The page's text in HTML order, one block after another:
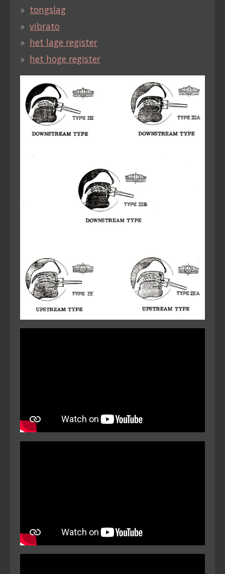
tongslag
vibrato
het lage register
het hoge register